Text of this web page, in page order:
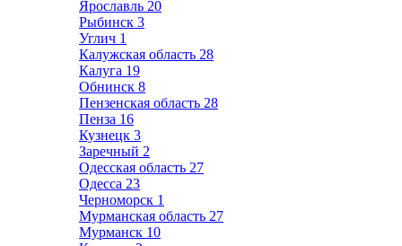
Ярославль 20
Рыбинск 3
Углич 1
Калужская область 28
Калуга 19
Обнинск 8
Пензенская область 28
Пенза 16
Кузнецк 3
Заречный 2
Одесская область 27
Одесса 23
Черноморск 1
Мурманская область 27
Мурманск 10